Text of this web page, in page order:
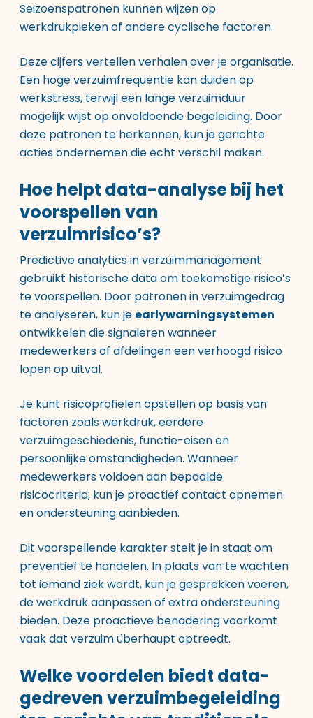
Seizoenspatronen kunnen wijzen op
werkdrukpieken of andere cyclische factoren.
Deze cijfers vertellen verhalen over je organisatie.
Een hoge verzuimfrequentie kan duiden op
werkstress, terwijl een lange verzuimduur
mogelijk wijst op onvoldoende begeleiding. Door
deze patronen te herkennen, kun je gerichte
acties ondernemen die echt verschil maken.
Hoe helpt data-analyse bij het
voorspellen van
verzuimrisico’s?
Predictive analytics in verzuimmanagement
gebruikt historische data om toekomstige risico’s
te voorspellen. Door patronen in verzuimgedrag
te analyseren, kun je earlywarningsystemen
ontwikkelen die signaleren wanneer
medewerkers of afdelingen een verhoogd risico
lopen op uitval.
Je kunt risicoprofielen opstellen op basis van
factoren zoals werkdruk, eerdere
verzuimgeschiedenis, functie-eisen en
persoonlijke omstandigheden. Wanneer
medewerkers voldoen aan bepaalde
risicocriteria, kun je proactief contact opnemen
en ondersteuning aanbieden.
Dit voorspellende karakter stelt je in staat om
preventief te handelen. In plaats van te wachten
tot iemand ziek wordt, kun je gesprekken voeren,
de werkdruk aanpassen of extra ondersteuning
bieden. Deze proactieve benadering voorkomt
vaak dat verzuim überhaupt optreedt.
Welke voordelen biedt data-
gedreven verzuimbegeleiding